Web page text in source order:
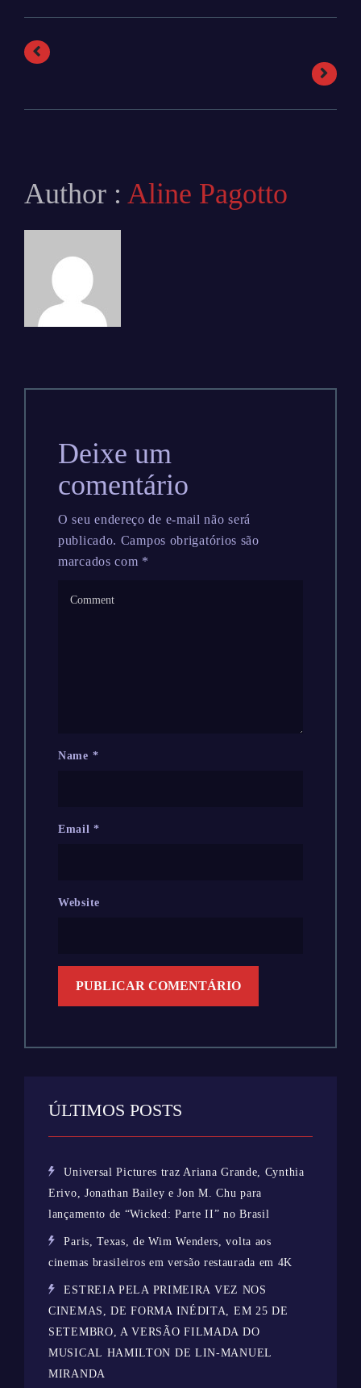
Author : Aline Pagotto
Deixe um
comentário
O seu endereço de e-mail não será
publicado. Campos obrigatórios são
marcados com *
Name *
Email*
Website
ÚLTIMOS POSTS
Universal Pictures traz Ariana Grande, Cynthia
Erivo, Jonathan Bailey e Jon M. Chu para
lançamento de “Wicked: Parte II” no Brasil
Paris, Texas, de Wim Wenders, volta aos
cinemas brasileiros em versão restaurada em 4K
ESTREIA PELA PRIMEIRA VEZ NOS
CINEMAS, DE FORMA INÉDITA, EM 25 DE
SETEMBRO, A VERSÃO FILMADA DO
MUSICAL HAMILTON DE LIN-MANUEL
MIRANDA